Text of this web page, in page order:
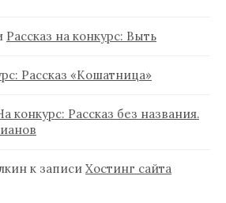
Рассказ на конкурс: Выть
Рассказ «Кошатница»
конкурс: Рассказ без названия.
к записи Хостинг сайта